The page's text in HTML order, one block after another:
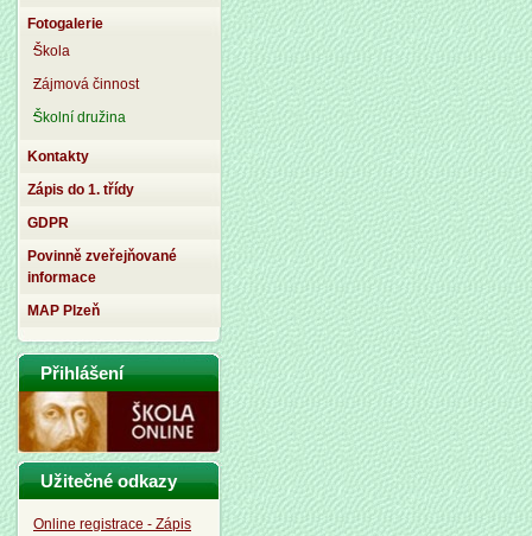
Fotogalerie
Škola
Zájmová činnost
Školní družina
Kontakty
Zápis do 1. třídy
GDPR
Povinně zveřejňované
informace
MAP Plzeň
Přihlášení
Užitečné odkazy
Online registrace - Zápis